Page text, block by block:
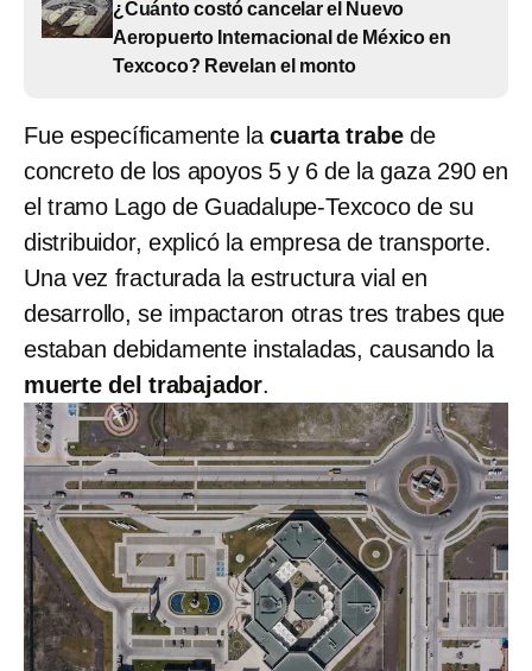
¿Cuánto costó cancelar el Nuevo
Aeropuerto Internacional de México en
Texcoco? Revelan el monto
Fue específicamente lacuarta trabede
concreto de los apoyos 5 y 6 de la gaza 290 en
el tramo Lago de Guadalupe-Texcoco de su
distribuidor, explicó la empresa de transporte.
Una vez fracturada la estructura vial en
desarrollo, se impactaron otras tres trabes que
estaban debidamente instaladas, causando la
muerte del trabajador.